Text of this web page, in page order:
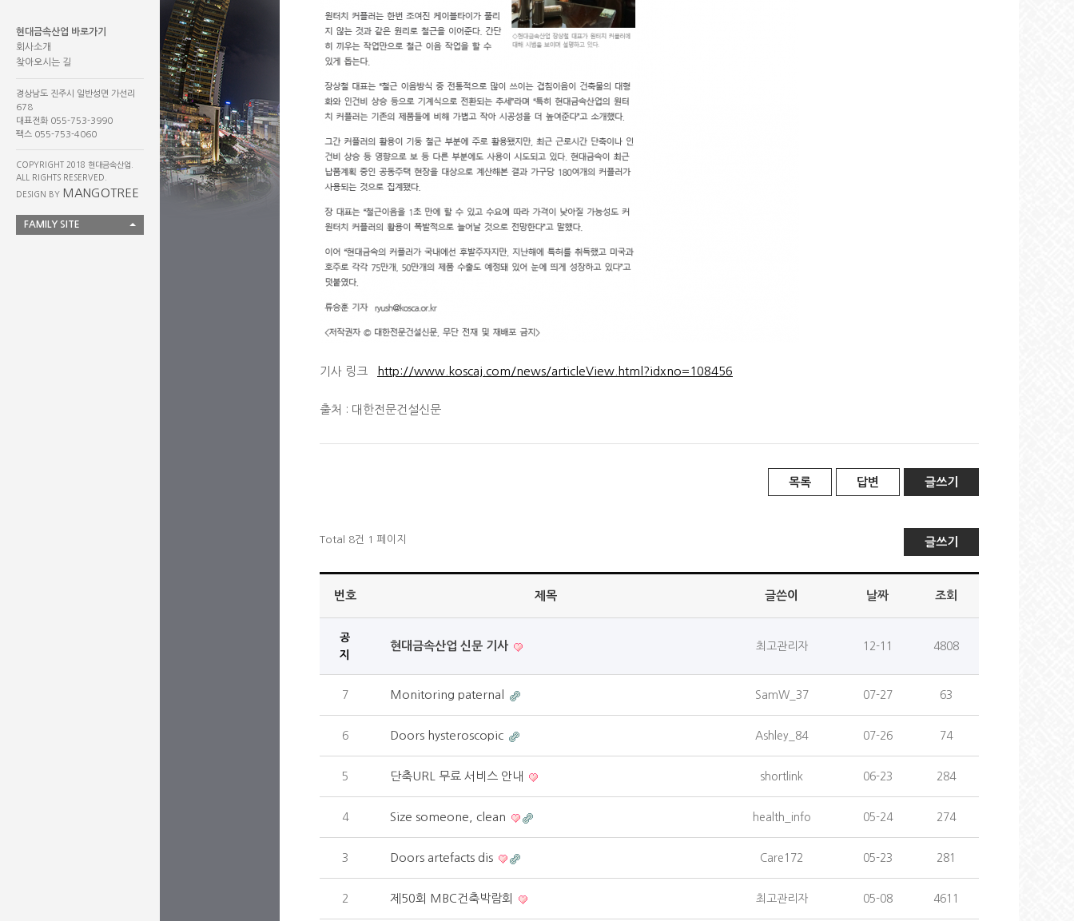
현대금속산업 바로가기
회사소개
찾아오시는 길
경상남도 진주시 일반성면 가선리
678
대표전화 055-753-3990
팩스 055-753-4060
COPYRIGHT 2018 현대금속산업.
ALL RIGHTS RESERVED.
DESIGN BY MANGOTREE
FAMILY SITE
기사 링크 http://www.koscaj.com/news/articleView.html?idxno=108456
출처 : 대한전문건설신문
목록 답변 글쓰기
Total 8건 1 페이지 글쓰기
번호 제목 글쓴이 날짜 조회
공
지
현대금속산업 신문 기사 최고관리자 12-11 4808
7 Monitoring paternal SamW_37 07-27 63
6 Doors hysteroscopic Ashley_84 07-26 74
5 단축URL 무료 서비스 안내 shortlink 06-23 284
4 Size someone, clean health_info 05-24 274
3 Doors artefacts dis Care172 05-23 281
2 제50회 MBC건축박람회 최고관리자 05-08 4611